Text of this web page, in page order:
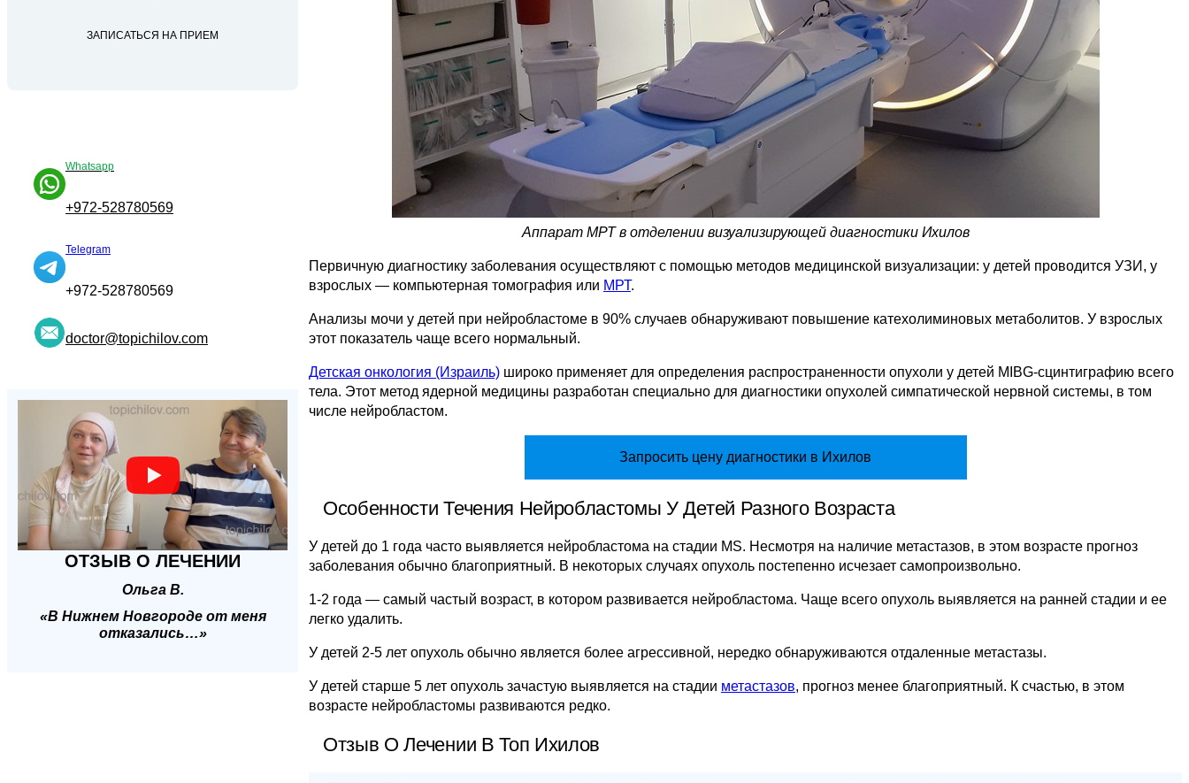
ЗАПИСАТЬСЯ НА ПРИЕМ
Whatsapp
+972-528780569
Telegram
+972-528780569
doctor@topichilov.com
ОТЗЫВ О ЛЕЧЕНИИ
Ольга В.
«В Нижнем Новгороде от меня
отказались…»
Аппарат МРТ в отделении визуализирующей диагностики Ихилов
Первичную диагностику заболевания осуществляют с помощью методов медицинской визуализации: у детей проводится УЗИ, у
взрослых — компьютерная томография или МРТ.
Анализы мочи у детей при нейробластоме в 90% случаев обнаруживают повышение катехолиминовых метаболитов. У взрослых
этот показатель чаще всего нормальный.
Детская онкология (Израиль) широко применяет для определения распространенности опухоли у детей MIBG-сцинтиграфию всего
тела. Этот метод ядерной медицины разработан специально для диагностики опухолей симпатической нервной системы, в том
числе нейробластом.
Запросить цену диагностики в Ихилов
Особенности Течения Нейробластомы У Детей Разного Возраста
У детей до 1 года часто выявляется нейробластома на стадии МS. Несмотря на наличие метастазов, в этом возрасте прогноз
заболевания обычно благоприятный. В некоторых случаях опухоль постепенно исчезает самопроизвольно.
1-2 года — самый частый возраст, в котором развивается нейробластома. Чаще всего опухоль выявляется на ранней стадии и ее
легко удалить.
У детей 2-5 лет опухоль обычно является более агрессивной, нередко обнаруживаются отдаленные метастазы.
У детей старше 5 лет опухоль зачастую выявляется на стадии метастазов, прогноз менее благоприятный. К счастью, в этом
возрасте нейробластомы развиваются редко.
Отзыв О Лечении В Топ Ихилов